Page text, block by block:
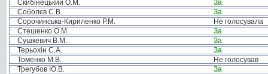
Скибінецький О.М.
За
Соболєв С.В.
За
Сорочинська-Кириленко Р.М.
Не голосувала
Стешенко О.М.
За
Сушкевич В.М.
За
Терьохін С.А.
За
Томенко М.В.
Не голосував
Трегубов Ю.В.
За